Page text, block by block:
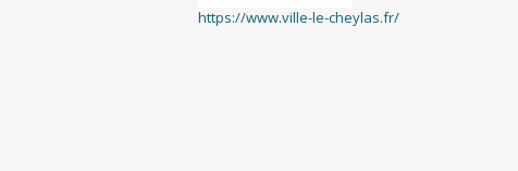
https://www.ville-le-cheylas.fr/